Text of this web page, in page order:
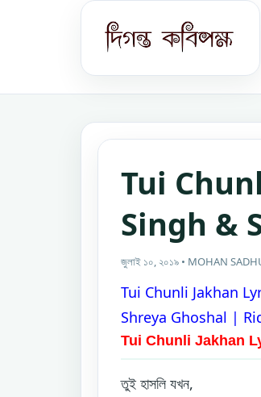
Tui
Singh &
জুলাই ১০, ২০১৯ • MOHAN
Tui Chunli Jakhan
Shreya Ghoshal |
Tui Chunli Jakhan
তুই হাসলি যখন,